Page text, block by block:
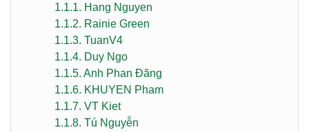
1.1.1. Hang Nguyen
1.1.2. Rainie Green
1.1.3. TuanV4
1.1.4. Duy Ngo
1.1.5. Anh Phan Đăng
1.1.6. KHUYEN Pham
1.1.7. VT Kiet
1.1.8. Tú Nguyễn